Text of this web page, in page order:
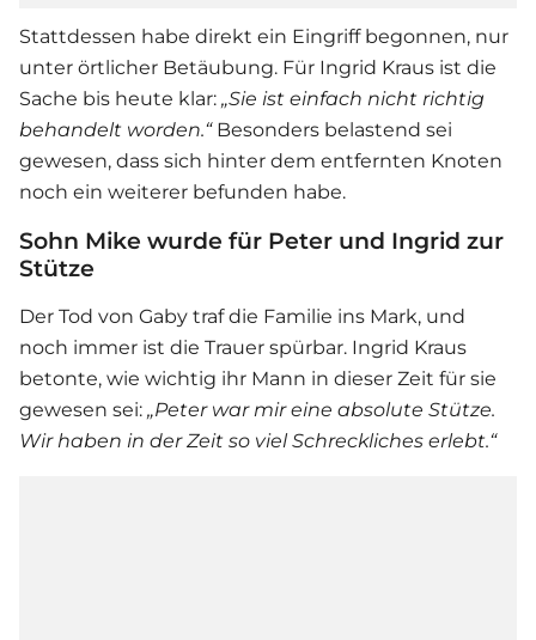
Stattdessen habe direkt ein Eingriff begonnen, nur
unter örtlicher Betäubung. Für Ingrid Kraus ist die
Sache bis heute klar: „Sie ist einfach nicht richtig
behandelt worden.“Besonders belastend sei
gewesen, dass sich hinter dem entfernten Knoten
noch ein weiterer befunden habe.
Sohn Mike wurde für Peter und Ingrid zur
Stütze
Der Tod von Gaby traf die Familie ins Mark, und
noch immer ist die Trauer spürbar. Ingrid Kraus
betonte, wie wichtig ihr Mann in dieser Zeit für sie
gewesen sei: „Peter war mir eine absolute Stütze.
Wir haben in der Zeit so viel Schreckliches erlebt.“